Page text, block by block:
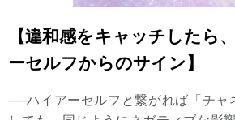
【違和感をキャッチしたら
ーセルフからのサイン】
──ハイアーセルフと繋がれば「チャ